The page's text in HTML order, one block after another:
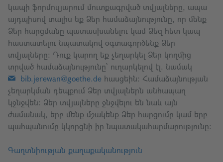
կապի ֆորմուլյարում մուտքագրված տվյալները, ապա
այդպիսով տալիս եք Ձեր համաձայնությունը, որ մենք
Ձեր հարցմանը պատասխանելու կամ Ձեզ հետ կապ
հաստատելու նպատակով օգտագործենք Ձեր
տվյալները։ Դուք կարող եք չեղարկել Ձեր կողմից
տրված համաձայնությունը՝ ուղարկելով էլ. նամակ
bib.jerewan@goethe.de հասցեին։ Համաձայնության
չեղարկման դեպքում Ձեր տվյալներն անհապաղ
կջնջվեն։ Ձեր տվյալները ջնջվելու են նաև այն
ժամանակ, երբ մենք մշակենք Ձեր հարցումը կամ երբ
պահպանումը կկորցնի իր նպատակահարմարությունը։
Գաղտնիության քաղաքականություն